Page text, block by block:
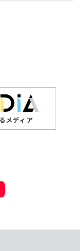
メディア